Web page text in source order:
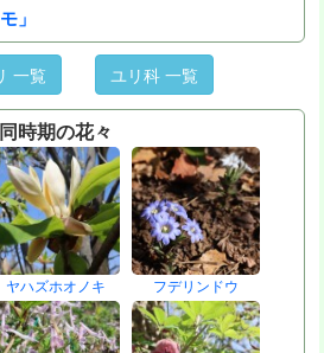
」
一覧 ユリ科 一覧
同時期の花々
ヤハズホオノキ フデリンドウ